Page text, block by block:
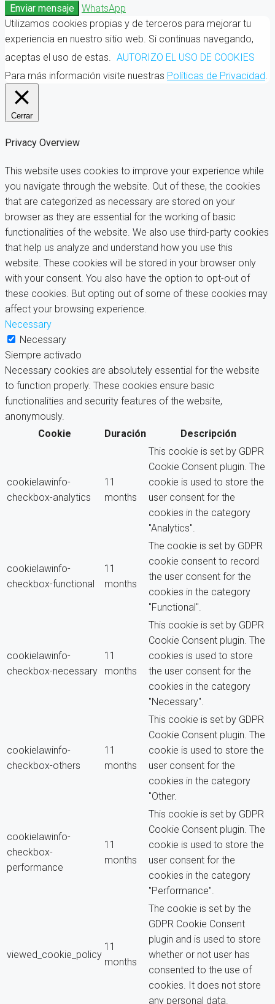
Enviar mensaje
WhatsApp
Utilizamos cookies propias y de terceros para mejorar tu
experiencia en nuestro sitio web. Si continuas navegando,
aceptas el uso de estas.
AUTORIZO EL USO DE COOKIES
Para más información visite nuestras Políticas de Privacidad
Cerrar
Privacy Overview
This website uses cookies to improve your experience while
you navigate through the website. Out of these, the cookies
that are categorized as necessary are stored on your
browser as they are essential for the working of basic
functionalities of the website. We also use third-party cookies
that help us analyze and understand how you use this
website. These cookies will be stored in your browser only
with your consent. You also have the option to opt-out of
these cookies. But opting out of some of these cookies may
affect your browsing experience.
Necessary
Necessary
Siempre activado
Necessary cookies are absolutely essential for the website
to function properly. These cookies ensure basic
functionalities and security features of the website,
anonymously.
Cookie
Duración Descripción
cookielawinfo-
checkbox-analytics
11
months
This cookie is set by GDPR
Cookie Consent plugin. The
cookie is used to store the
user consent for the
cookies in the category
"Analytics".
cookielawinfo-
checkbox-functional
11
months
The cookie is set by GDPR
cookie consent to record
the user consent for the
cookies in the category
"Functional".
cookielawinfo-
checkbox-necessary
11
months
This cookie is set by GDPR
Cookie Consent plugin. The
cookies is used to store
the user consent for the
cookies in the category
"Necessary".
cookielawinfo-
checkbox-others
11
months
This cookie is set by GDPR
Cookie Consent plugin. The
cookie is used to store the
user consent for the
cookies in the category
"Other.
cookielawinfo-
checkbox-
performance
11
months
This cookie is set by GDPR
Cookie Consent plugin. The
cookie is used to store the
user consent for the
cookies in the category
"Performance".
viewed_cookie_policy
11
months
The cookie is set by the
GDPR Cookie Consent
plugin and is used to store
whether or not user has
consented to the use of
cookies. It does not store
any personal data.